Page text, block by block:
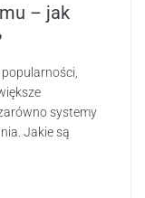
– jak
systemy
Jakie są